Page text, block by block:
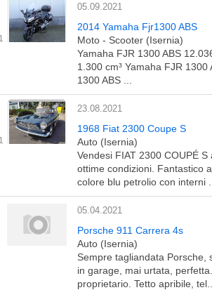
05.09.2021
2014 Yamaha Fjr1300 ABS
Moto - Scooter (Isernia)
Yamaha FJR 1300 ABS
1.300 cm³ Yamaha FJR 1300
1300 ABS ...
23.08.2021
1968 Fiat 2300 Coupe S
Auto (Isernia)
Vendesi FIAT 2300 COUPÉ S
ottime condizioni. Fantastico
colore blu petrolio con interni ...
05.04.2021
Porsche 911 Carrera 4s
Auto (Isernia)
Sempre tagliandata Porsche,
in garage, mai urtata,
proprietario. Tetto apribile, tel...